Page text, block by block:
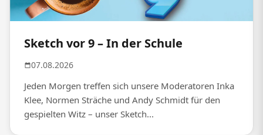
Sketch vor 9 – In der Schule
07.08.2026
Jeden Morgen treffen sich unsere Moderatoren Inka
Klee, Normen Sträche und Andy Schmidt für den
gespielten Witz – unser Sketch...